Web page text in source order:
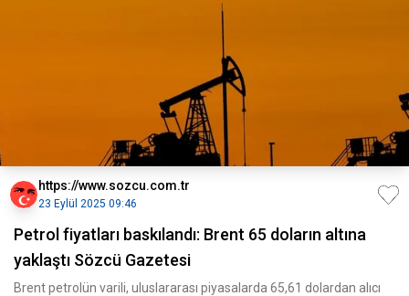
https://www.sozcu.com.tr
23 Eylül 2025 09:46
Petrol fiyatları baskılandı: Brent 65 doların altına
yaklaştı Sözcü Gazetesi
Brent petrolün varili, uluslararası piyasalarda 65,61 dolardan alıcı